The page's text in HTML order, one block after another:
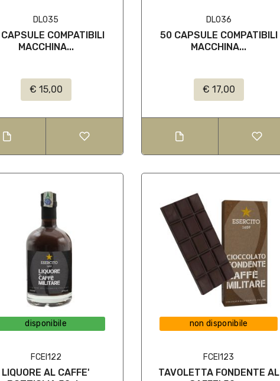
DL035
COMPATIBILI
MACCHINA...
€ 15,00
DL036
50 CAPSULE COMPATIBILI
MACCHINA...
€ 17,00
disponibile
FCEI122
LIQUORE AL CAFFE'
non disponibile
FCEI123
TAVOLETTA FONDENTE AL